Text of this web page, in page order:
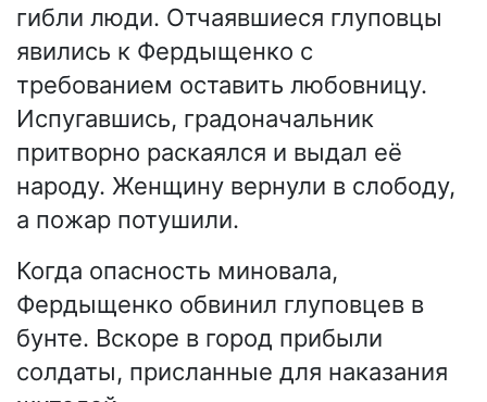
гибли люди. Отчаявшиеся глуповцы
явились к Фердыщенко с
требованием оставить любовницу.
Испугавшись, градоначальник
притворно раскаялся и выдал её
народу. Женщину вернули в слободу,
а пожар потушили.
Когда опасность миновала,
Фердыщенко обвинил глуповцев в
бунте. Вскоре в город прибыли
солдаты, присланные для наказания